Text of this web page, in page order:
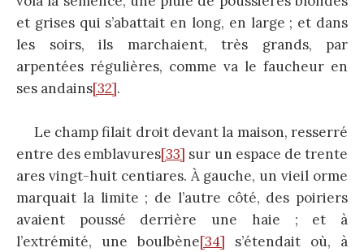
et grises qui s’abattait en long, en large ; et dans
les soirs, ils marchaient, très grands, par
arpentées régulières, comme va le faucheur en
ses andains[32].
Le champ filait droit devant la maison, resserré
entre des emblavures[33] sur un espace de trente
ares vingt-huit centiares. À gauche, un vieil orme
marquait la limite ; de l’autre côté, des poiriers
avaient poussé derrière une haie ; et à
l’extrémité, une boulbène[34] s’étendait où, à